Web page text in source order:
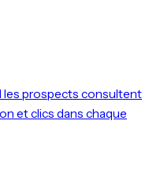
prospects consultent
et clics dans chaque